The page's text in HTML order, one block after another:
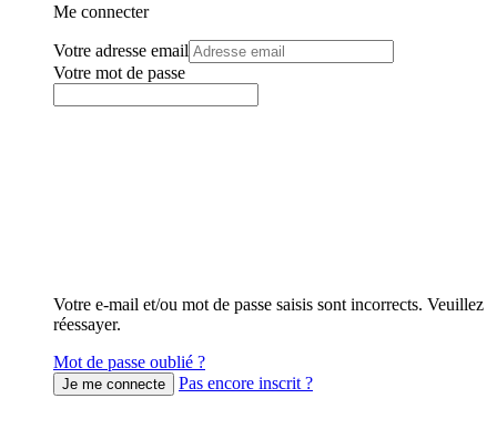
Me connecter
Votre adresse email
Votre mot de passe
Votre e-mail et/ou mot de passe saisis sont incorrects. Veuillez
réessayer.
Mot de passe oublié ?
Pas encore inscrit ?